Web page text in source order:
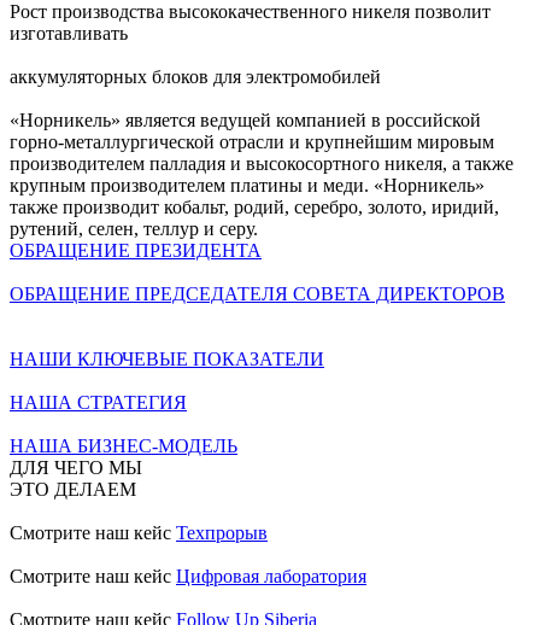
Рост производства высококачественного никеля позволит
изготавливать
аккумуляторных блоков для электромобилей
«Норникель» является ведущей компанией в российской
горно-металлургической отрасли и крупнейшим мировым
производителем палладия и высокосортного никеля, а также
крупным производителем платины и меди. «Норникель»
также производит кобальт, родий, серебро, золото, иридий,
рутений, селен, теллур и серу.
ОБРАЩЕНИЕ ПРЕЗИДЕНТА
ОБРАЩЕНИЕ ПРЕДСЕДАТЕЛЯ СОВЕТА ДИРЕКТОРОВ
НАШИ КЛЮЧЕВЫЕ ПОКАЗАТЕЛИ
НАША СТРАТЕГИЯ
НАША БИЗНЕС-МОДЕЛЬ
ДЛЯ ЧЕГО МЫ
ЭТО ДЕЛАЕМ
Смотрите наш кейс Техпрорыв
Смотрите наш кейс Цифровая лаборатория
Смотрите наш кейс Follow Up Siberia